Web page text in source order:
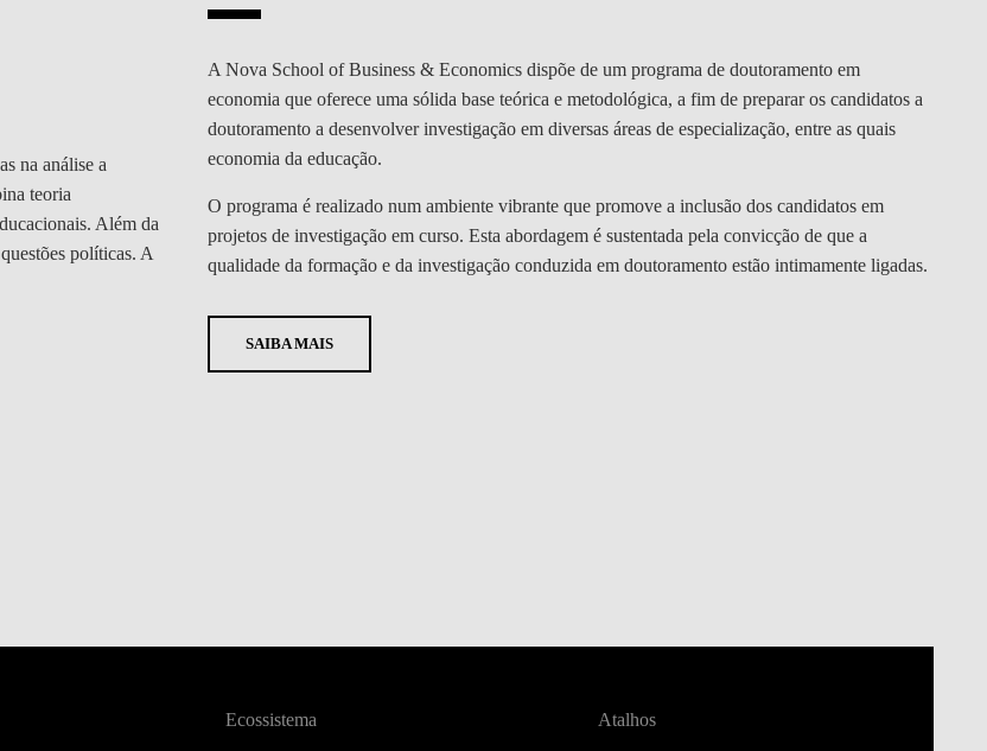
na análise a
teoria
Além da
políticas. A
A Nova School of Business & Economics dispõe de um programa de doutoramento em
economia que oferece uma sólida base teórica e metodológica, a fim de preparar os candidatos a
doutoramento a desenvolver investigação em diversas áreas de especialização, entre as quais
economia da educação.
O programa é realizado num ambiente vibrante que promove a inclusão dos candidatos em
projetos de investigação em curso. Esta abordagem é sustentada pela convicção de que a
qualidade da formação e da investigação conduzida em doutoramento estão intimamente ligadas.
SAIBA MAIS
Ecossistema Atalhos